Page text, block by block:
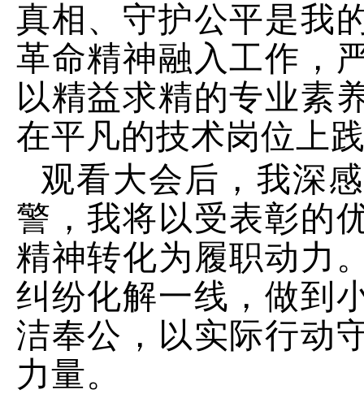
真相、守护公平是我
革命精神融入工作，
以精益求精的专业素
在平凡的技术岗位上
观看大会后，我深
警，我将以受表彰的
精神转化为履职动力
纠纷化解一线，做到
洁奉公，以实际行动
力量。